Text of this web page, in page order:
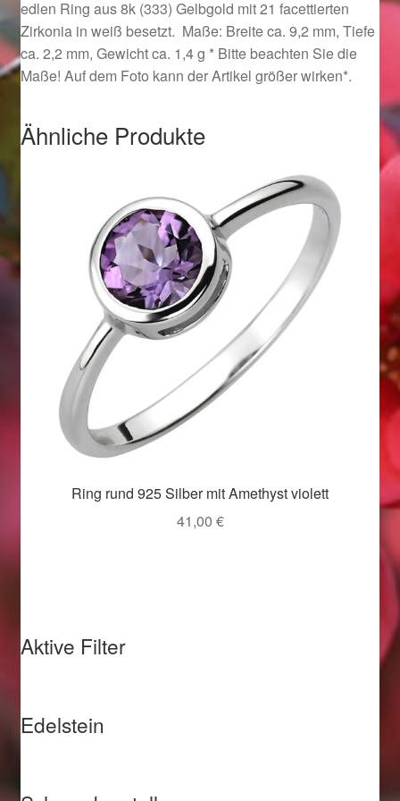
Ostergeschenke finden für Ostern 2019
Ostergeschenke finden für Ostern 2020
Shop
Startseite
Valentinstag
Valentinstag 2016
Valentinstag Geschenke
Weihnachtsangebote 2015
Weihnachtsangebote 2017
edlen Ring aus 8k (333) Gelbgold mit 21 facettierten
Zirkonia in weiß besetzt. Maße: Breite ca. 9,2 mm, Tiefe
ca. 2,2 mm, Gewicht ca. 1,4 g * Bitte beachten Sie die
Maße! Auf dem Foto kann der Artikel größer wirken*.
Ähnliche Produkte
Ring rund 925 Silber mit Amethyst violett
41,00 €
Aktive Filter
Edelstein